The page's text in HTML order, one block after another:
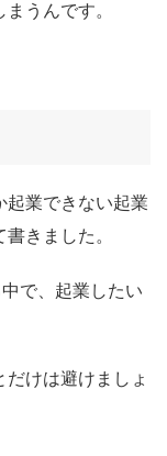
うんです。
起業できない起業
きました。
で、起業したい
けは避けましょ